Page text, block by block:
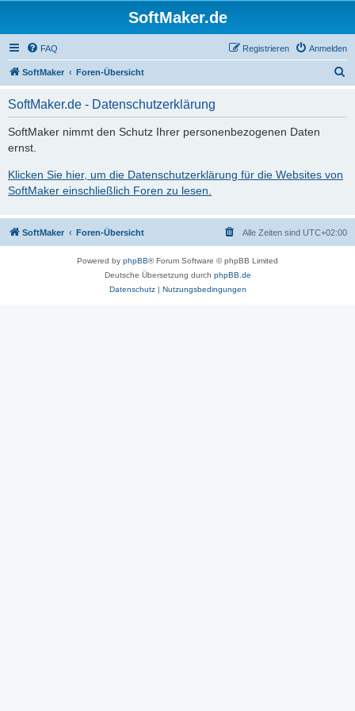
SoftMaker.de
FAQ Anmelden
Registrieren
SoftMaker Foren-Übersicht
SoftMaker.de - Datenschutzerklärung
SoftMaker nimmt den Schutz Ihrer personenbezogenen Daten
ernst.
Klicken Sie hier, um die Datenschutzerklärung für die Websites von
SoftMaker einschließlich Foren zu lesen.
SoftMaker Foren-Übersicht Alle Zeiten sind UTC+02:00
Powered by phpBB® Forum Software © phpBB Limited
Deutsche Übersetzung durch phpBB.de
Datenschutz| Nutzungsbedingungen